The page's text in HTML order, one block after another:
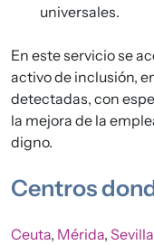
universales.
En este servicio se
activo de inclusión,
detectadas, con
la mejora de la
digno.
Centros
Ceuta, Mérida, Sevilla